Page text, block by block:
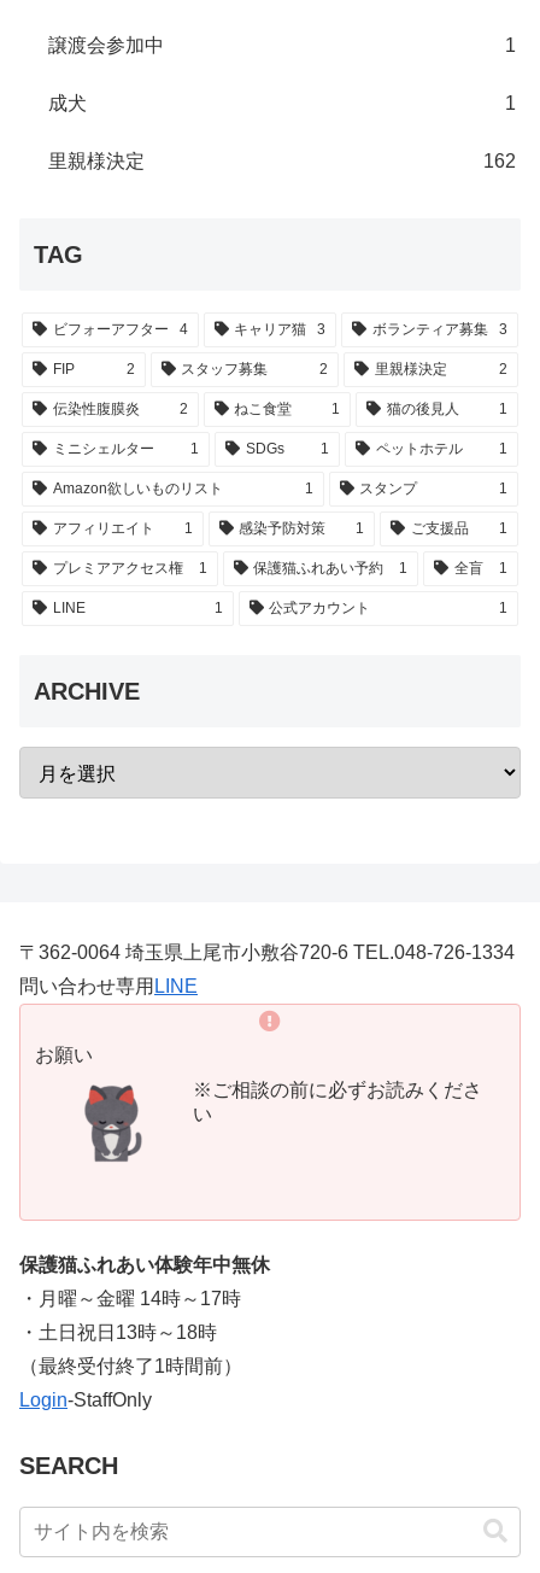
譲渡会参加中 1
成犬 1
里親様決定 162
TAG
ビフォーアフター 4 キャリア猫 3 ボランティア募集 3
FIP 2 スタッフ募集 2 里親様決定 2
伝染性腹膜炎 2 ねこ食堂 1 猫の後見人 1
ミニシェルター 1 SDGs 1 ペットホテル 1
Amazon欲しいものリスト 1 スタンプ 1
アフィリエイト 1 感染予防対策 1 ご支援品 1
プレミアアクセス権 1 保護猫ふれあい予約 1 全盲 1
LINE 1 公式アカウント 1
ARCHIVE
〒362-0064 埼玉県上尾市小敷谷720-6 TEL.048-726-1334
問い合わせ専用 LINE
お願い
※ご相談の前に必ずお読みくださ
い
保護猫ふれあい体験年中無休
・月曜～金曜 14時～17時
・土日祝日13時～18時
​（最終受付終了1時間前）
Login-StaffOnly
SEARCH